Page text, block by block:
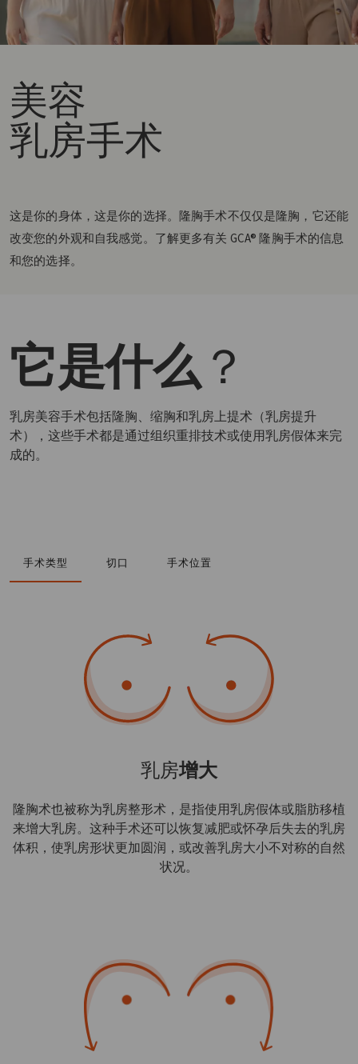
美容
乳房手术
这是你的身体，这是你的选择。隆胸手术不仅仅是隆胸，它还能
改变您的外观和自我感觉。了解更多有关 GCA® 隆胸手术的信息
和您的选择。
它是什么？
乳房美容手术包括隆胸、缩胸和乳房上提术（乳房提升
术），这些手术都是通过组织重排技术或使用乳房假体来完
成的。
手术类型 切口 手术位置
乳房增大
隆胸术也被称为乳房整形术，是指使用乳房假体或脂肪移植
来增大乳房。这种手术还可以恢复减肥或怀孕后失去的乳房
体积，使乳房形状更加圆润，或改善乳房大小不对称的自然
状况。